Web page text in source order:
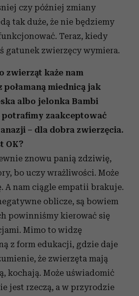
czy później zmiany
tak duże, że nie będziemy
Teraz, kiedy
gatunek zwierzęcy wymiera.
zwierząt każe nam
połamaną miednicą jak
albo jelonka Bambi
zaakceptować
– dla dobra zwierzęcia.
OK?
znowu panią zdziwię,
bo uczy wrażliwości. Może
A nam ciągle empatii brakuje.
oblicze, są bowiem
powinniśmy kierować się
Mimo to widzę
z form edukacji, gdzie daje
że zwierzęta mają
kochają. Może uświadomić
jest rzeczą, a w przyrodzie